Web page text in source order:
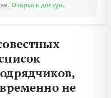
Открыть доступ.
не